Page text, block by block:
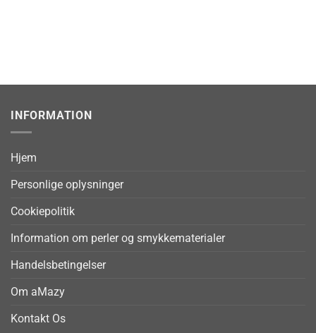
INFORMATION
Hjem
Personlige oplysninger
Cookiepolitik
Information om perler og smykkematerialer
Handelsbetingelser
Om aMazy
Kontakt Os